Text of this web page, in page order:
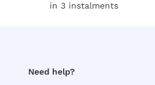
in 3 instalments
Need help?